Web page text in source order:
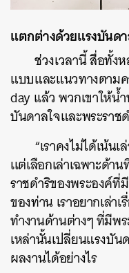
แตกต่างด้วยแรงบันด
ช่วงเวลานี้ สื่อทั้ง
แบบและแนวทางตาม
day เเล้ว พวกเขาให้น้
บันดาลใจและพระราช
“เราคงไม่ได้เน้น
เเต่เลือกเล่าเฉพาะด้
ราชดำริของพระองค์
ของท่าน เราอยากเล่า
ทำงานด้านต่างๆ ที่มีพ
เหล่านั้นเปลี่ยนแรงบัน
ผลงานได้อย่างไร